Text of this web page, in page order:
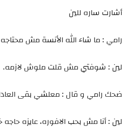
أشارت ساره للين
رامي : ما شاء الله الأنسة مش
لين : شوفتي مش قلت ملوش لازمه.
ضحك رامي و قال : معلشي بقى
لين : أنا مش بحب الافوره، عايزه